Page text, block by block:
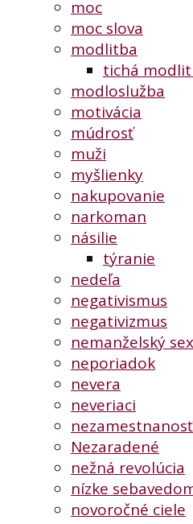
moc
moc slova
modlitba
tichá
modloslužba
motivácia
múdrosť
muži
myšlienky
nakupovanie
narkoman
násilie
týranie
nedeľa
negativismus
negativizmus
nemanželský sex
neporiadok
nevera
neveriaci
nezamestnanosť
Nezaradené
nežná revolúcia
nízke
novoročné ciele